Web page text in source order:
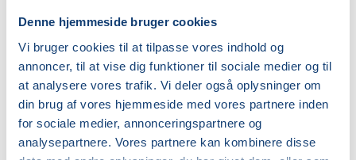
Denne hjemmeside bruger cookies
Vi bruger cookies til at tilpasse vores indhold og
annoncer, til at vise dig funktioner til sociale medier og til
at analysere vores trafik. Vi deler også oplysninger om
din brug af vores hjemmeside med vores partnere inden
for sociale medier, annonceringspartnere og
analysepartnere. Vores partnere kan kombinere disse
Du kan arbejde med alt fra simple mønstre
og teknikker til mere avancerede
konstruktioner.
Der undervises i:
• Opslag, masker og mønstre
• Farvesammensætning og struktur
• Montering og finish